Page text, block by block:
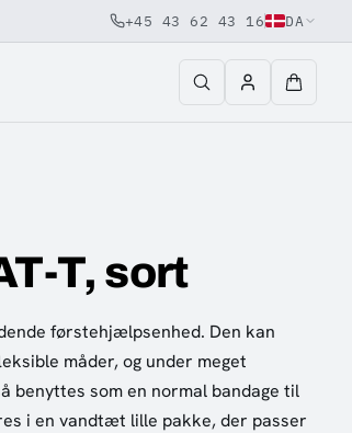
+45 43 62 43 16 DA
T, sort
førstehjælpsenhed. Den kan
måder, og under meget
benyttes som en normal bandage til
i en vandtæt lille pakke, der passer